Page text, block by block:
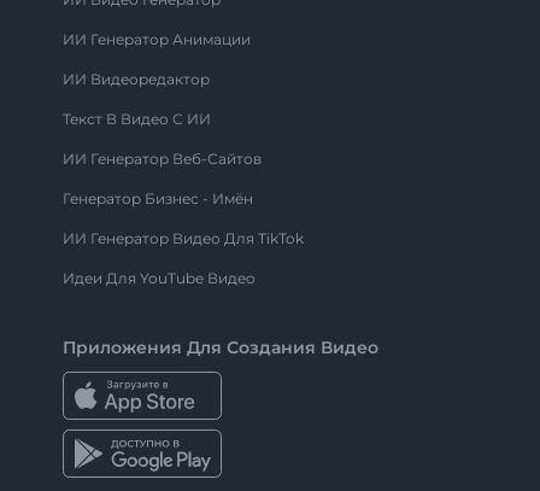
ИИ Генератор Анимации
ИИ Видеоредактор
Текст В Видео С ИИ
ИИ Генератор Веб-Сайтов
Генератор Бизнес - Имён
ИИ Генератор Видео Для TikTok
Идеи Для YouTube Видео
Приложения Для Создания Видео